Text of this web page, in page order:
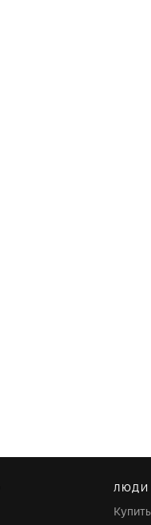
ЛЮДИ